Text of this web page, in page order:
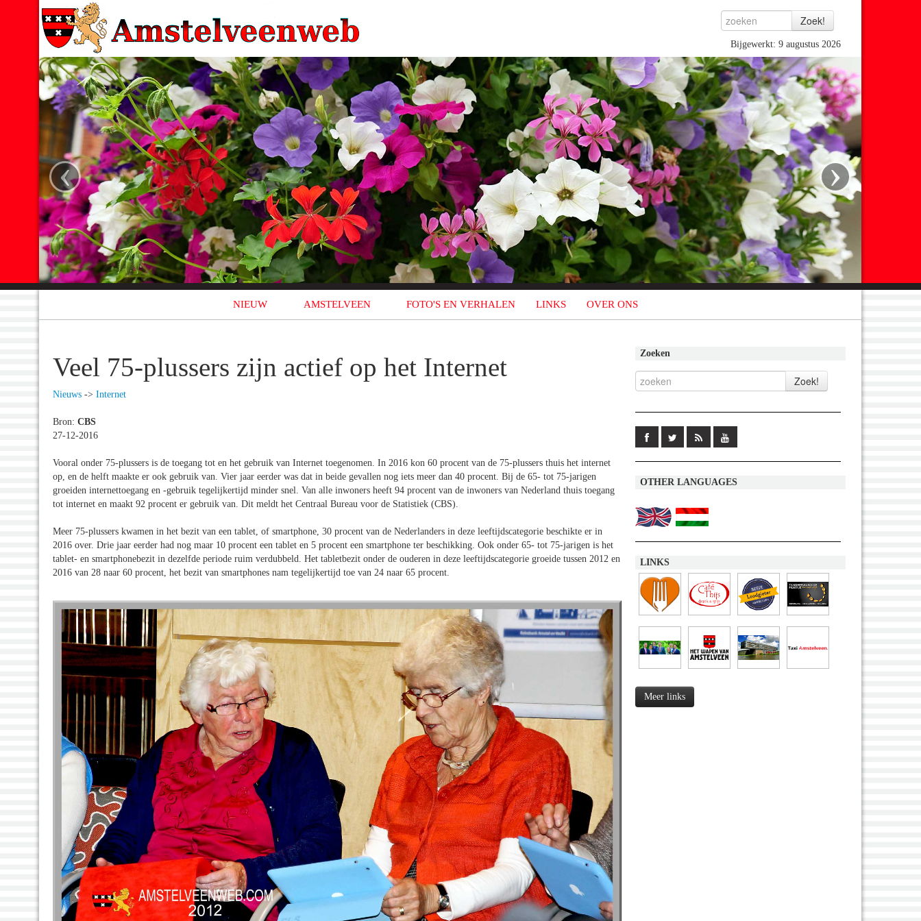
Bijgewerkt: 9 augustus 2026
‹ ›
NIEUW AMSTELVEEN FOTO'S EN VERHALEN LINKS OVER ONS
Veel 75-plussers zijn actief op het Internet
Nieuws -> Internet
Bron: CBS
27-12-2016
Vooral onder 75-plussers is de toegang tot en het gebruik van Internet toegenomen. In 2016 kon 60 procent van de 75-plussers thuis het internet
op, en de helft maakte er ook gebruik van. Vier jaar eerder was dat in beide gevallen nog iets meer dan 40 procent. Bij de 65- tot 75-jarigen
groeiden internettoegang en -gebruik tegelijkertijd minder snel. Van alle inwoners heeft 94 procent van de inwoners van Nederland thuis toegang
tot internet en maakt 92 procent er gebruik van. Dit meldt het Centraal Bureau voor de Statistiek (CBS).
Meer 75-plussers kwamen in het bezit van een tablet, of smartphone, 30 procent van de Nederlanders in deze leeftijdscategorie beschikte er in
2016 over. Drie jaar eerder had nog maar 10 procent een tablet en 5 procent een smartphone ter beschikking. Ook onder 65- tot 75-jarigen is het
tablet- en smartphonebezit in dezelfde periode ruim verdubbeld. Het tabletbezit onder de ouderen in deze leeftijdscategorie groeide tussen 2012 en
2016 van 28 naar 60 procent, het bezit van smartphones nam tegelijkertijd toe van 24 naar 65 procent.
Zoeken
OTHER LANGUAGES
LINKS
Meer links